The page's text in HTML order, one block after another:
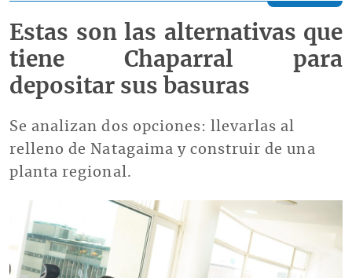
Estas son las alternativas que
tiene Chaparral para
depositar sus basuras
Se analizan dos opciones: llevarlas al
relleno de Natagaima y construir de una
planta regional.